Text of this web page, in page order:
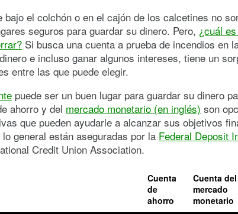
bajo el colchón o en el cajón de los calcetines no
seguros para guardar su dinero. Pero, ¿cuál
Si busca una cuenta a prueba de incendios en
e incluso ganar algunos intereses, tiene un
entre las que puede elegir.
puede ser un buen lugar para guardar su dinero
ahorro y del mercado monetario (en inglés) son
que pueden ayudarle a alcanzar sus objetivos
general están aseguradas por la Federal Deposit
Credit Union Association.
Cuenta
de
ahorro
Cuenta del
mercado
monetario